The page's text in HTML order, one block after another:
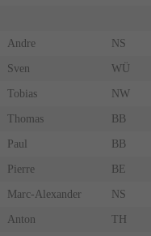
Andre NS
Sven WÜ
Tobias NW
Thomas BB
Paul BB
Pierre BE
Marc-Alexander NS
Anton TH